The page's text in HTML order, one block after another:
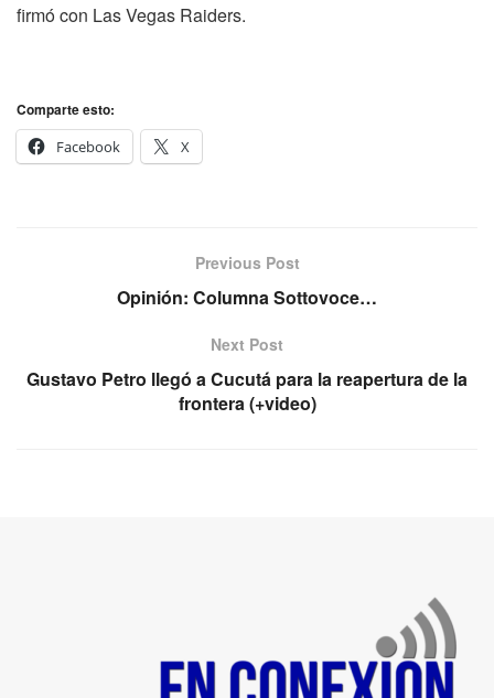
firmó con Las Vegas Raiders.
Comparte esto:
Facebook
X
Previous Post
Opinión: Columna Sottovoce…
Next Post
Gustavo Petro llegó a Cucutá para la reapertura de la
frontera (+video)